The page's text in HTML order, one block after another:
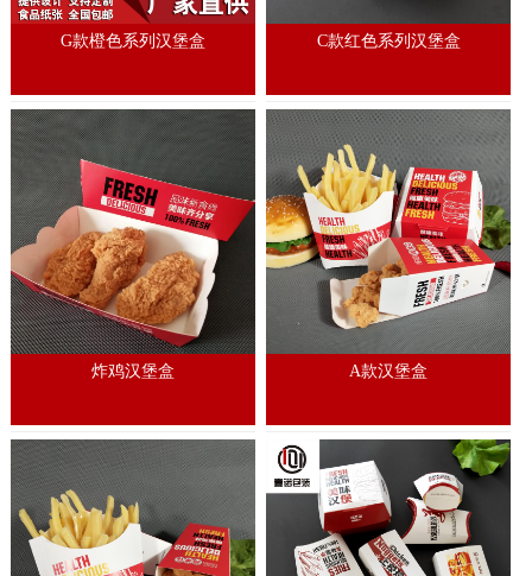
G款橙色系列汉堡盒 C款红色系列汉堡盒
炸鸡汉堡盒 A款汉堡盒